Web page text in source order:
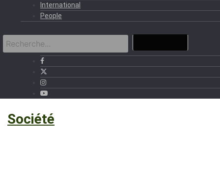
International
People
Société